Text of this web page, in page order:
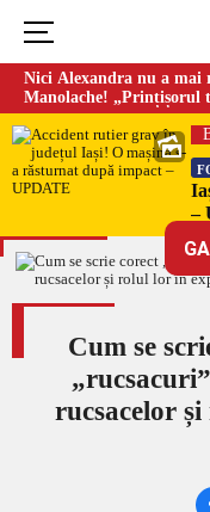
Nici Alexandra nu a mai
Manolache! „Prințișorul
doi ani de căsnicie
–
Cum se
rucsacelor